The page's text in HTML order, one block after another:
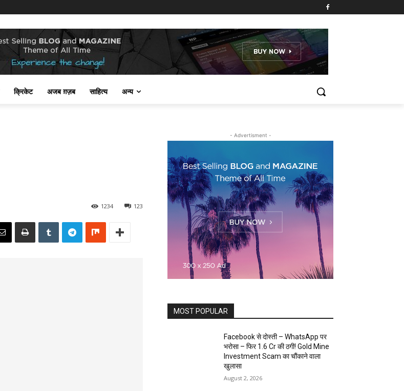
क्रिकेट अजब ग़ज़ब साहित्य अन्य
123
1234
- Advertisment -
MOST POPULAR
Facebook से दोस्ती – WhatsApp पर
भरोसा – फिर 1.6 Cr की ठगी! Gold Mine
Investment Scam का चौंकाने वाला
खुलासा
August 2, 2026